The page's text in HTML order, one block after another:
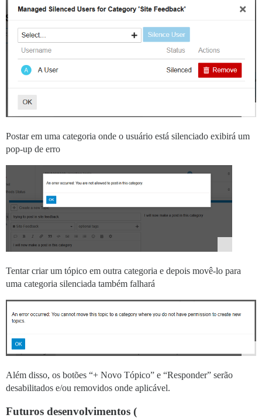
Postar em uma categoria onde o usuário está silenciado exibirá um
pop-up de erro
Tentar criar um tópico em outra categoria e depois movê-lo para
uma categoria silenciada também falhará
Além disso, os botões “+ Novo Tópico” e “Responder” serão
desabilitados e/ou removidos onde aplicável.
Futuros desenvolvimentos (